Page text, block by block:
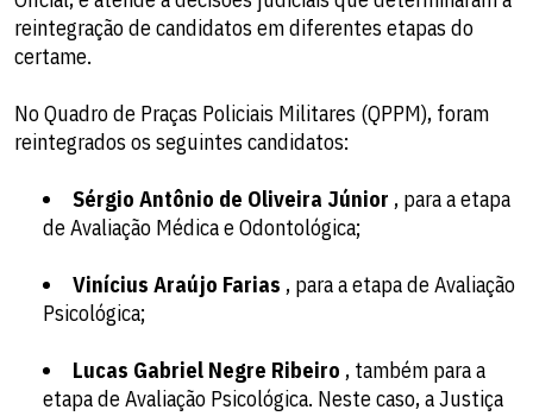
reintegração de candidatos em diferentes etapas do
certame.
No Quadro de Praças Policiais Militares (QPPM), foram
reintegrados os seguintes candidatos:
Sérgio Antônio de Oliveira Júnior , para a etapa
de Avaliação Médica e Odontológica;
Vinícius Araújo Farias , para a etapa de Avaliação
Psicológica;
Lucas Gabriel Negre Ribeiro , também para a
etapa de Avaliação Psicológica. Neste caso, a Justiça